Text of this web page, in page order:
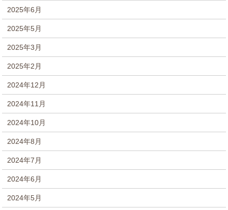
2025年6月
2025年5月
2025年3月
2025年2月
2024年12月
2024年11月
2024年10月
2024年8月
2024年7月
2024年6月
2024年5月